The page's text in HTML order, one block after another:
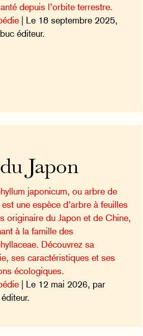
depuis l’orbite terrestre.
| Le 18 septembre 2025,
éditeur.
Japon
japonicum, ou arbre de
une espèce d’arbre à feuilles
originaire du Japon et de Chine,
à la famille des
Découvrez sa
ses caractéristiques et ses
écologiques.
| Le 12 mai 2026, par